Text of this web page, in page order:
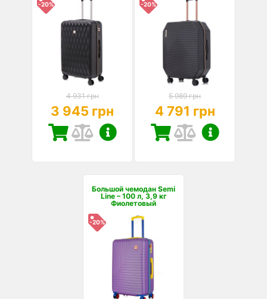
-20%
4 931 грн
3 945 грн
-20%
5 989 грн
4 791 грн
Большой чемодан Semi
Line – 100 л, 3,9 кг
Фиолетовый
-20%